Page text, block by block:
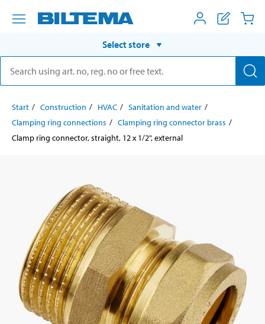
Select store
Start Construction HVAC
Sanitation and water
Clamping ring connections
Clamping ring connector brass
Clamp ring connector, straight, 12 x 1/2", external